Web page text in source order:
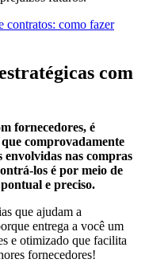
contratos: como fazer
com
fornecedores, é
comprovadamente
envolvidas nas compras
los é por meio de
e preciso.
que ajudam a
entrega a você um
e otimizado que facilita
fornecedores!